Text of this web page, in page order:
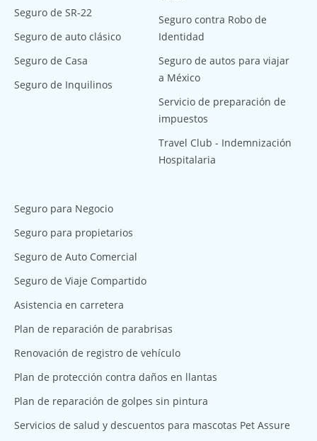
Seguro de SR-22
Seguro de auto clásico
Seguro de Casa
Seguro de Inquilinos
Seguro contra Robo de
Identidad
Seguro de autos para viajar
a México
Servicio de preparación de
impuestos
Travel Club - Indemnización
Hospitalaria
Seguro para Negocio
Seguro para propietarios
Seguro de Auto Comercial
Seguro de Viaje Compartido
Asistencia en carretera
Plan de reparación de parabrisas
Renovación de registro de vehículo
Plan de protección contra daños en llantas
Plan de reparación de golpes sin pintura
Servicios de salud y descuentos para mascotas Pet Assure